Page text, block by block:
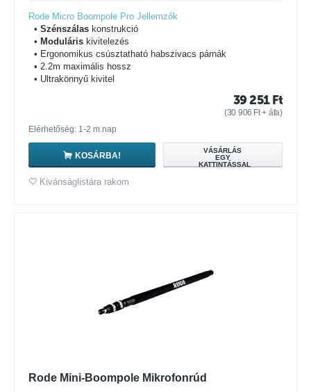
Rode Micro Boompole Pro Jellemzők
• Szénszálas konstrukció
• Moduláris kivitelezés
• Ergonomikus csúsztatható habszivacs párnák
• 2.2m maximális hossz
• Ultrakönnyű kivitel
39 251 Ft
(30 906 Ft+ áfa)
Elérhetőség: 1-2 m.nap
KOSÁRBA!
VÁSÁRLÁS
EGY
KATTINTÁSSAL
Kivánságlistára rakom
Rode Mini-Boompole Mikrofonrúd